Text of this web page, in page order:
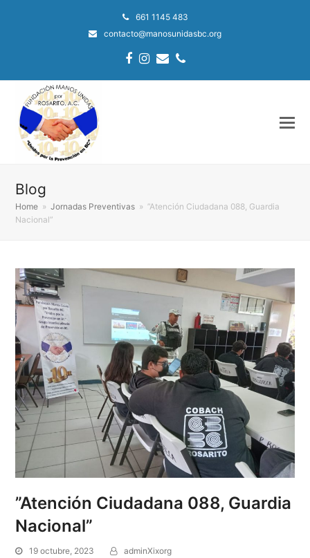
661 1145 483
contacto@manosunidasbc.org
Facebook
Instagram
EmailPhone
Blog
Home » Jornadas Preventivas » ”Atención Ciudadana 088, Guardia
Nacional”
”Atención Ciudadana 088, Guardia
Nacional”
19 octubre, 2023
adminXixorg